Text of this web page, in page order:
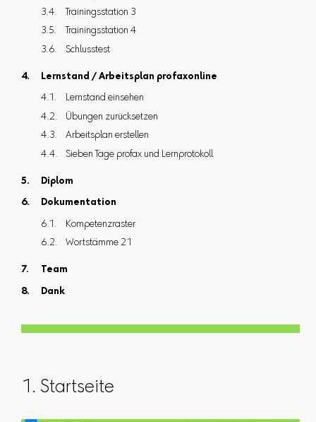
Trainingsstation 3
Trainingsstation 4
Schlusstest
Lernstand / Arbeitsplan profaxonline
Lernstand einsehen
Übungen zurücksetzen
Arbeitsplan erstellen
Sieben Tage profax und Lernprotokoll
Diplom
Dokumentation
Kompetenzraster
Wortstämme 21
Team
Dank
1. Startseite